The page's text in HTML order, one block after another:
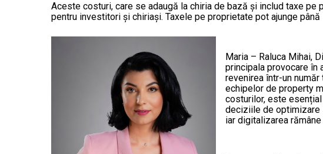
Aceste costuri, care se adaugă la chiria de bază și includ taxe
pentru investitori și chiriași. Taxele pe proprietate pot ajunge
Maria – Raluca Mihai,
principala provocare în
revenirea într-un
echipelor de property
costurilor, este
deciziile de optimizare
iar digitalizarea